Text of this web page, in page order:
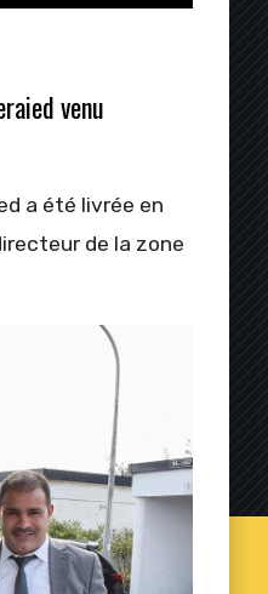
venu
a été livrée en
de la zone